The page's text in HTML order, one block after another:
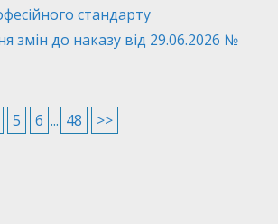
стандарту
змін до наказу від 29.06.2026 №
5 6 ... 48 >>